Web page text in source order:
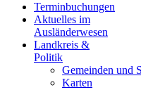
Terminbuchungen
Aktuelles im
Ausländerwesen
Landkreis &
Politik
Gemeinden und
Karten